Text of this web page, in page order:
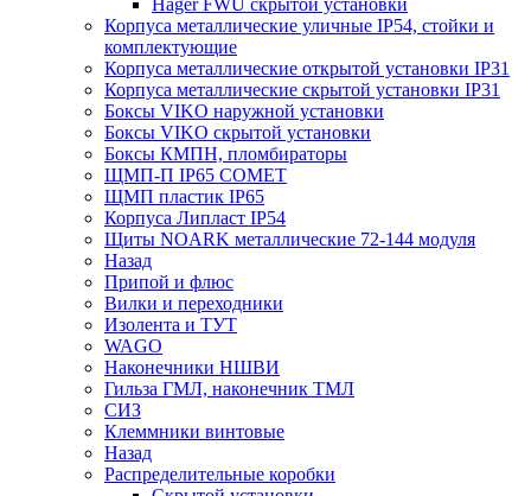
Корпуса металлические уличные IP54, стойки и
комплектующие
Корпуса металлические открытой установки IP31
Корпуса металлические скрытой установки IP31
Боксы VIKO наружной установки
Боксы VIKO скрытой установки
Боксы КМПН, пломбираторы
ЩМП-П IP65 COMET
ЩМП пластик IP65
Корпуса Липласт IP54
Щиты NOARK металлические 72-144 модуля
Назад
Припой и флюс
Вилки и переходники
Изолента и ТУТ
WAGO
Наконечники НШВИ
Гильза ГМЛ, наконечник ТМЛ
СИЗ
Клеммники винтовые
Назад
Распределительные коробки